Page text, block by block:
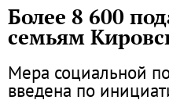
Более 8 600
семьям
Мера социальной
введена по